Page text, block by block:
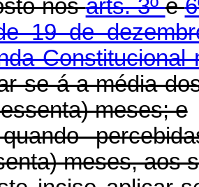
nosarts. 3ºe
19 de
se-á a média
meses; e
meses, aos